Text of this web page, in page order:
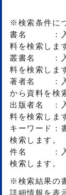
※検索条件に
書名 ：入力
料を検索しま
叢書名 ：入
料を検索しま
著者名 ：入
から資料を検
出版者名 ：
料を検索しま
キーワード：
検索します。
件名 ：入力
検索します。
※検索結果の
詳細情報を表